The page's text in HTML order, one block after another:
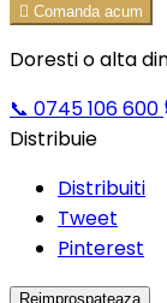
 Comanda acum
Doresti o alta
📞 0745 106 600
Distribuie
Distribuiti
Tweet
Pinterest